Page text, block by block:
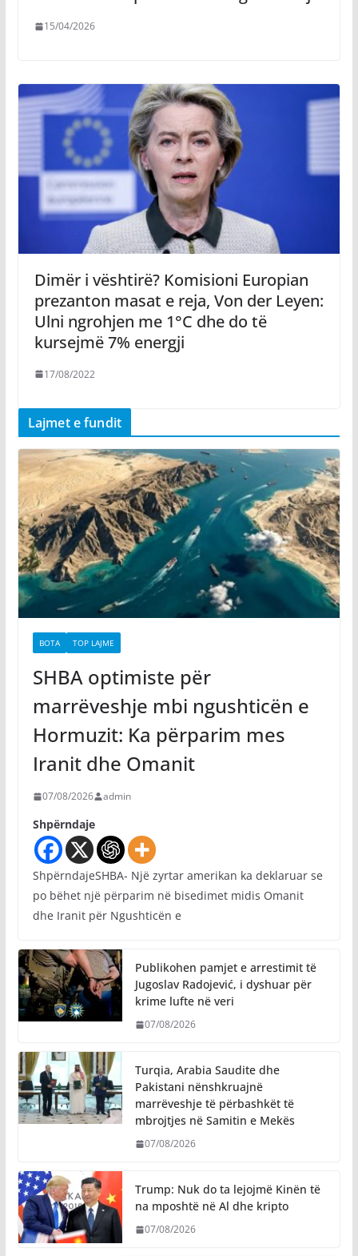
15/04/2026
Dimër i vështirë? Komisioni Europian
prezanton masat e reja, Von der Leyen:
Ulni ngrohjen me 1°C dhe do të
kursejmë 7% energji
17/08/2022
Lajmet e fundit
BOTA TOP LAJME
SHBA optimiste për
marrëveshje mbi ngushticën e
Hormuzit: Ka përparim mes
Iranit dhe Omanit
07/08/2026 admin
Shpërndaje
ShpërndajeSHBA- Një zyrtar amerikan ka deklaruar se
po bëhet një përparim në bisedimet midis Omanit
dhe Iranit për Ngushticën e
Publikohen pamjet e arrestimit të
Jugoslav Radojević, i dyshuar për
krime lufte në veri
07/08/2026
Turqia, Arabia Saudite dhe
Pakistani nënshkruajnë
marrëveshje të përbashkët të
mbrojtjes në Samitin e Mekës
07/08/2026
Trump: Nuk do ta lejojmë Kinën të
na mposhtë në Al dhe kripto
07/08/2026